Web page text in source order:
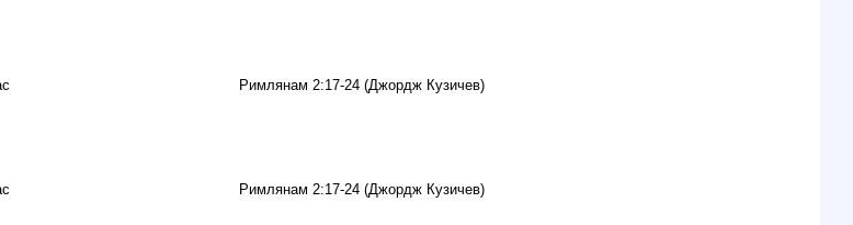
Римлянам 2:17-24 (Джордж Кузичев)
Римлянам 2:17-24 (Джордж Кузичев)